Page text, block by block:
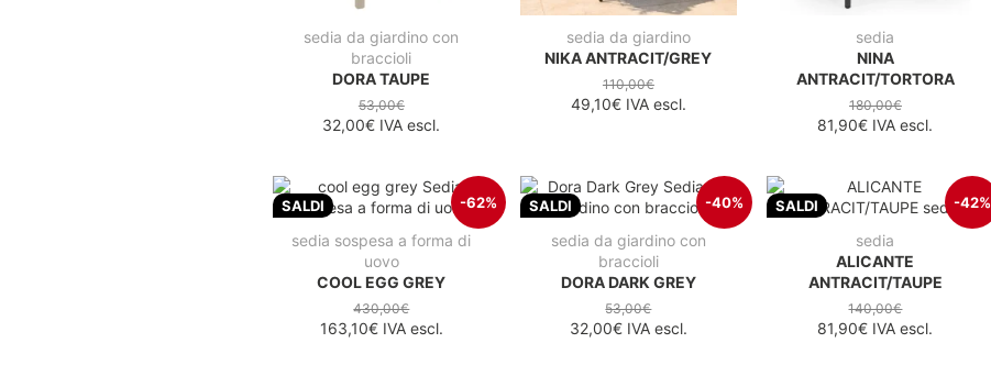
sedia da giardino con
braccioli
DORA TAUPE
53,00€
32,00€ IVA escl.
sedia da giardino
NIKA ANTRACIT/GREY
110,00€
49,10€IVA escl.
sedia
NINA
ANTRACIT/TORTORA
180,00€
81,90€ IVA escl.
SALDI -62%
sedia sospesa a forma di
uovo
COOL EGG GREY
430,00€
163,10€IVA escl.
SALDI -40%
sedia da giardino con
braccioli
DORA DARK GREY
53,00€
32,00€IVA escl.
SALDI -42%
sedia
ALICANTE
ANTRACIT/TAUPE
140,00€
81,90€ IVA escl.